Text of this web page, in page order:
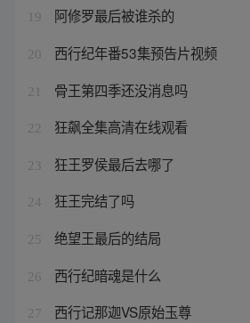
19 阿修罗最后被谁杀的
20 西行纪年番53集预告片视频
21 骨王第四季还没消息吗
22 狂飙全集高清在线观看
23 狂王罗侯最后去哪了
24 狂王完结了吗
25 绝望王最后的结局
26 西行纪暗魂是什么
27 西行记那迦VS原始玉尊